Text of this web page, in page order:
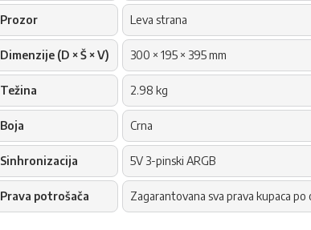
Prozor Leva strana
Dimenzije (D × Š × V) 300 × 195 × 395 mm
Težina 2.98 kg
Boja Crna
Sinhronizacija 5V 3-pinski ARGB
Prava potrošača Zagarantovana sva prava kupaca